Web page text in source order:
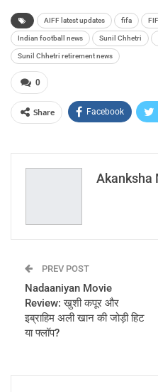
AIFF latest updates fifa
Indian football news Sunil Chhetri
Sunil Chhetri retirement news
0
Share Facebook
Email
Akanksha
PREV POST
Nadaaniyan Movie
Review: खुशी कपूर और
इब्राहिम अली खान की जोड़ी हिट
या फ्लॉप?